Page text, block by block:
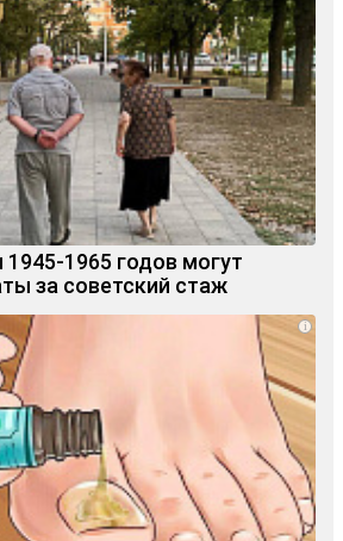
1965 годов могут
за советский стаж
i